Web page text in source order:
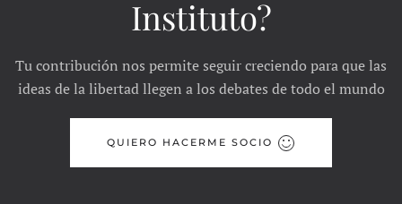
Instituto?
Tu contribución nos permite seguir creciendo para que las
ideas de la libertad llegen a los debates de todo el mundo
QUIERO HACERME SOCIO